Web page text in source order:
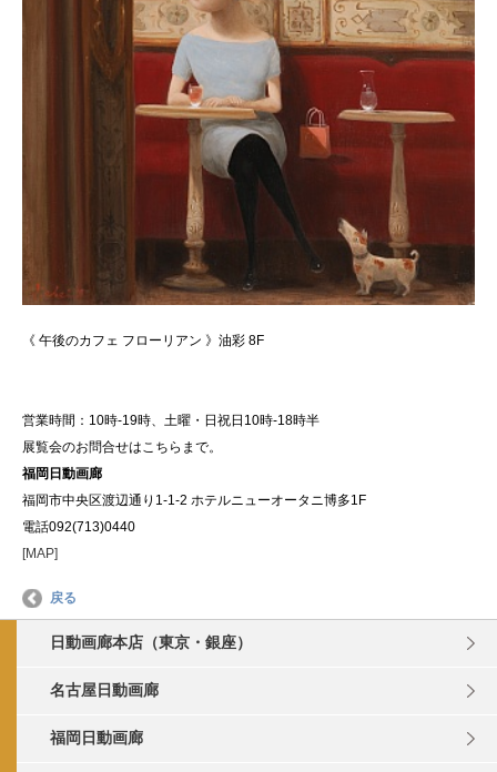
《 午後のカフェ フローリアン 》油彩 8F
営業時間：10時-19時、土曜・日祝日10時-18時半
展覧会のお問合せはこちらまで。
福岡日動画廊
福岡市中央区渡辺通り1-1-2 ホテルニューオータニ博多1F
電話092(713)0440
[MAP]
戻る
日動画廊本店（東京・銀座）
名古屋日動画廊
福岡日動画廊